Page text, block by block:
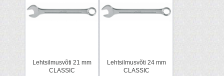
Lehtsilmusvõti 21 mm
CLASSIC
Lehtsilmusvõti 24 mm
CLASSIC